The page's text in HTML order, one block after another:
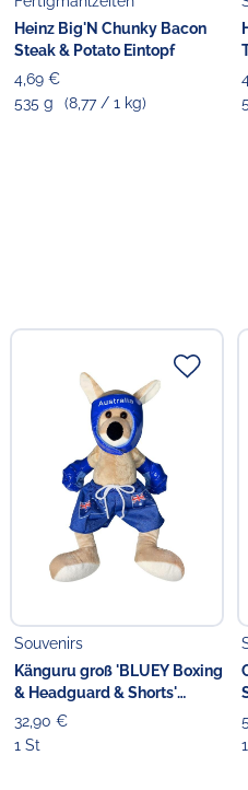
Heinz Big'N Chunky Bacon
Steak & Potato Eintopf
4,69 €
535 g
(8,77 / 1 kg)
Souvenirs
Känguru groß 'BLUEY Boxing
& Headguard & Shorts'
Stofftier blau, 42 cm
32,90 €
1 St